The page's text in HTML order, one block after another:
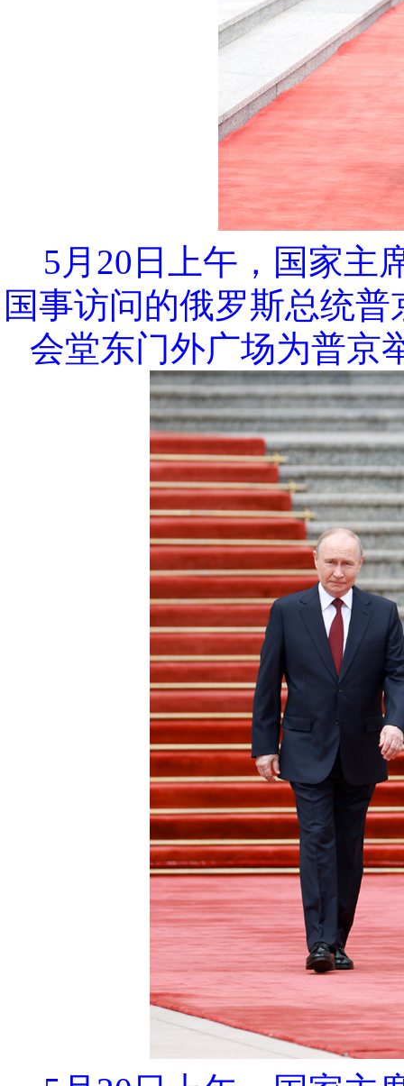
5月20日上午，国家主
国事访问的俄罗斯总统
会堂东门外广场为普京